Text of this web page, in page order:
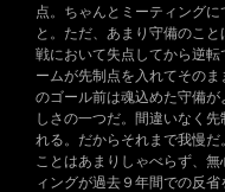
点。ちゃんとミーティング
と。ただ、あまり守備のこ
戦において失点してから逆
ームが先制点を入れてその
のゴール前は魂込めた守備
しさの一つだ。間違いなく
れる。だからそれまで我慢
ことはあまりしゃべらず、
ィングが過去９年間での反